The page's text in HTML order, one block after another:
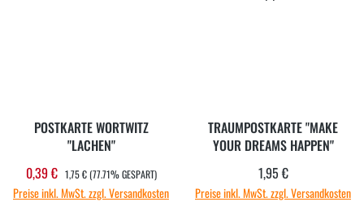
POSTKARTE WORTWITZ
"LACHEN"
Verkaufspreis:
0,39 € REGULÄRER PREIS:
1,75 € (77.71% GESPART)
Preise inkl. MwSt. zzgl. Versandkosten
TRAUMPOSTKARTE "MAKE
YOUR DREAMS HAPPEN"
Regulärer Preis:
1,95 €
Preise inkl. MwSt. zzgl. Versandkosten